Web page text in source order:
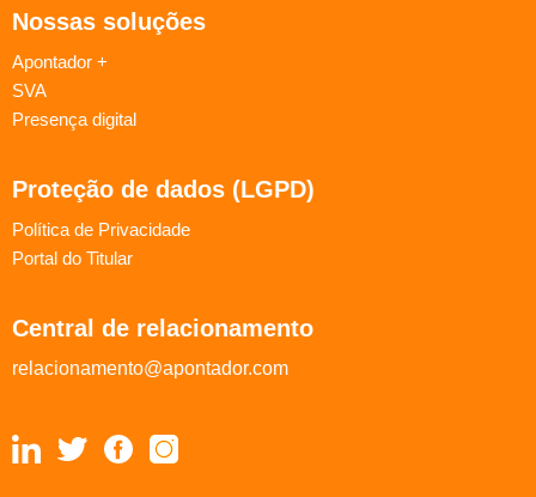
Nossas soluções
Apontador +
SVA
Presença digital
Proteção de dados (LGPD)
Política de Privacidade
Portal do Titular
Central de relacionamento
relacionamento@apontador.com